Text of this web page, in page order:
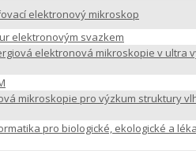
elektronový mikroskop
elektronovým svazkem
elektronová mikroskopie v ultra
mikroskopie pro výzkum struktury
pro biologické, ekologické a